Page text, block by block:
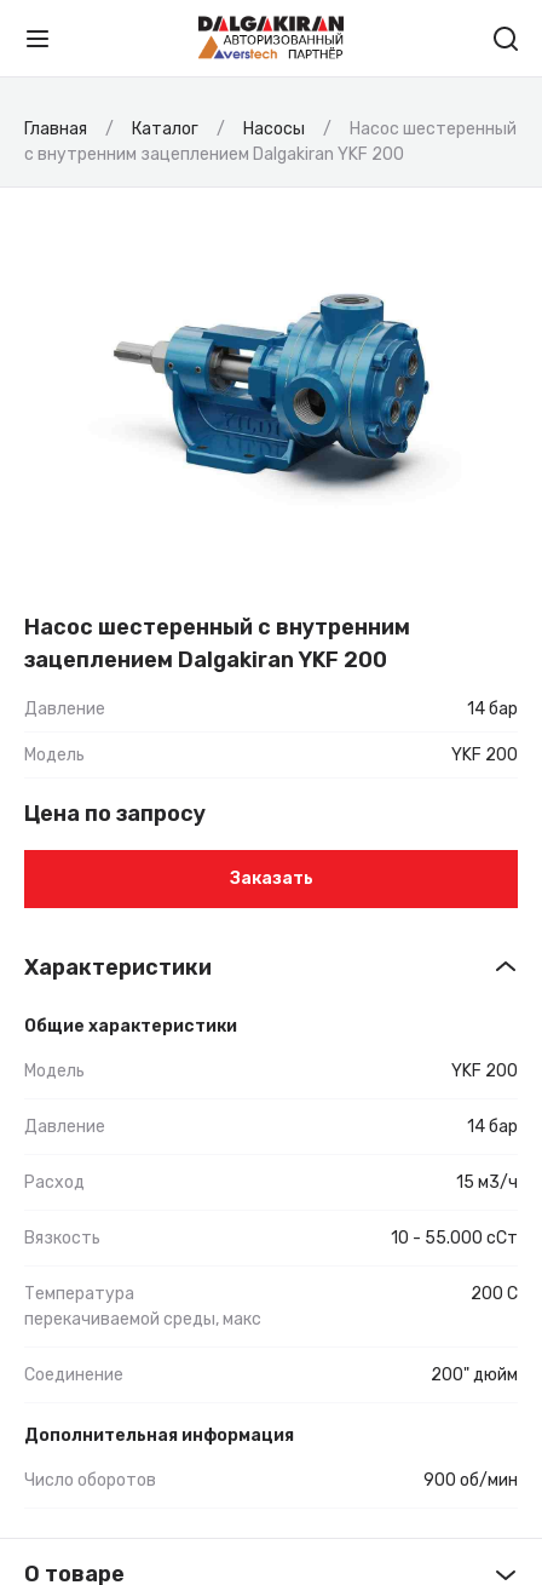
Главная Каталог Насосы
Насос шестеренный
с внутренним зацеплением Dalgakiran YKF 200
Насос шестеренный с внутренним
зацеплением Dalgakiran YKF 200
Давление 14 бар
Модель YKF 200
Цена по запросу
Заказать
Характеристики
Общие характеристики
Модель YKF 200
Давление 14 бар
Расход 15 м3/ч
Вязкость 10 - 55.000 сСт
Температура
перекачиваемой среды, макс
200 С
Соединение 200" дюйм
Дополнительная информация
Число оборотов 900 об/мин
О товаре